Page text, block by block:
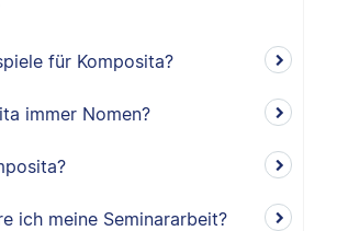
für Komposita?
immer Nomen?
ich meine Seminararbeit?